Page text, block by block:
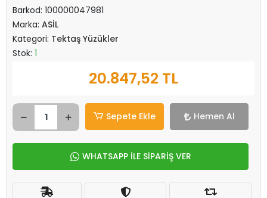
Barkod: 100000047981
Marka: ASİL
Kategori: Tektaş Yüzükler
Stok: 1
20.847,52 TL
Sepete Ekle Hemen Al
WHATSAPP İLE SİPARİŞ VER